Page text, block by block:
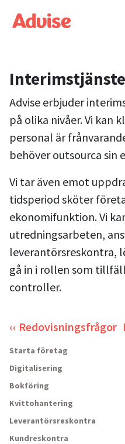
Starta företag
Digitalisering
Bokföring
Kvittohantering
Leverantörsreskontra
Kundreskontra
Advise erbjuder
på olika nivåer. Vi kan
personal är
behöver outsourca sin
Vi tar även emot
tidsperiod sköter
ekonomifunktion. Vi
utredningsarbeten,
leverantörsreskontra,
gå in i rollen som
controller.
‹‹ Redovisningsfrågor